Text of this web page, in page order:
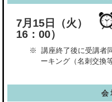
7月15日（火）
16：00）
講座終了後に受講者
ーキング（名刺交換
会